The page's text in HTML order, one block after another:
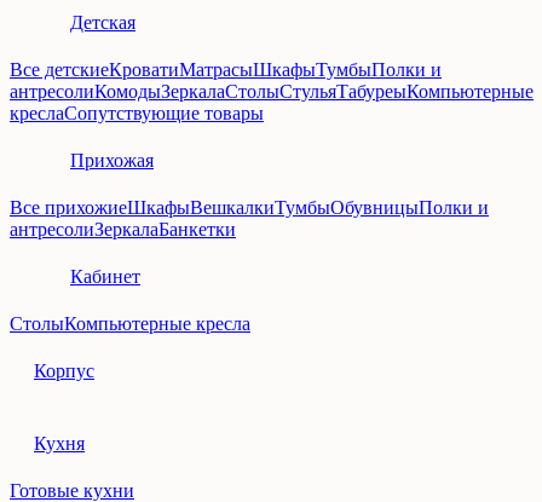
Детская
Все детскиеКроватиМатрасыШкафыТумбыПолки и
антресолиКомодыЗеркалаСтолыСтульяТабуреыКомпьютерные
креслаСопутствующие товары
Прихожая
Все прихожиеШкафыВешкалкиТумбыОбувницыПолки и
антресолиЗеркалаБанкетки
Кабинет
СтолыКомпьютерные кресла
Корпус
Кухня
Готовые кухни